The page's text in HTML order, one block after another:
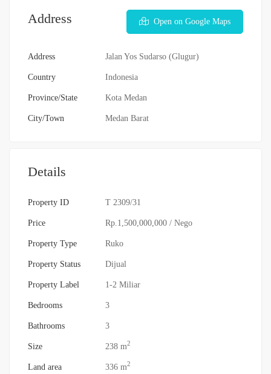
Address Open on Google Maps
Address Jalan Yos Sudarso (Glugur)
Country Indonesia
Province/State Kota Medan
City/Town Medan Barat
Details
Property ID T 2309/31
Price Rp.1,500,000,000 / Nego
Property Type Ruko
Property Status Dijual
Property Label 1-2 Miliar
Bedrooms 3
Bathrooms 3
Size 238 m2
Land area 336 m2